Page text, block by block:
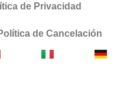
de Privacidad
de Cancelación